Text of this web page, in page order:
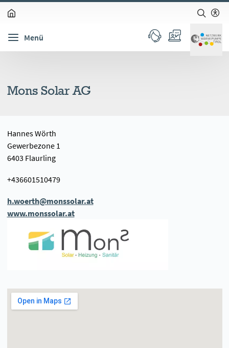
zum Inhalt springen (Alt + 0)
zur Navigation springen (Alt + 1)
zur Suche springen (Alt + 2)
Hochkontrastmodus ein-/ausschalten (Alt + 3)
Barrierefreiheits-Widget öffnen (Alt + 5)
Menü
Mons Solar AG
Hannes Wörth
Gewerbezone 1
6403 Flaurling
+436601510479
h.woerth@monssolar.at
www.monssolar.at